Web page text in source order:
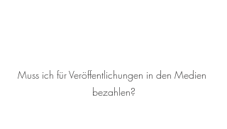
Muss ich für Veröffentlichungen in den Medien
bezahlen?